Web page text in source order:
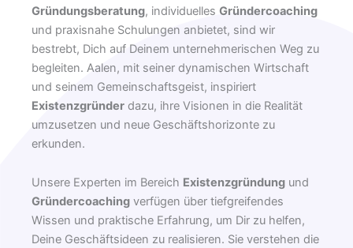
Gründungsberatung, individuelles Gründercoaching
und praxisnahe Schulungen anbietet, sind wir
bestrebt, Dich auf Deinem unternehmerischen Weg zu
begleiten. Aalen, mit seiner dynamischen Wirtschaft
und seinem Gemeinschaftsgeist, inspiriert
Existenzgründer dazu, ihre Visionen in die Realität
umzusetzen und neue Geschäftshorizonte zu
erkunden.
Unsere Experten im Bereich Existenzgründung und
Gründercoaching verfügen über tiefgreifendes
Wissen und praktische Erfahrung, um Dir zu helfen,
Deine Geschäftsideen zu realisieren. Sie verstehen die